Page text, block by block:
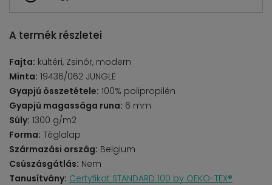
A termék részletei
Fajta: kültéri, Zsinór, modern
Minta: 19436/062 JUNGLE
Gyapjú összetétele: 100% polipropilén
Gyapjú magassága runa: 6 mm
Súly: 1300 g/m2
Forma: Téglalap
Származási ország: Belgium
Csúszásgátlás: Nem
Tanusítvány: Certyfikat STANDARD 100 by OEKO-TEX®